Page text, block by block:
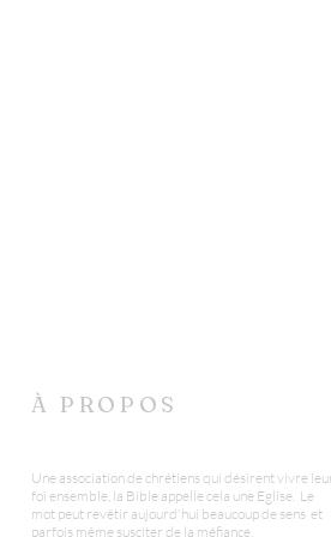
À PROPOS
Une association de chrétiens qui désirent vivre
foi ensemble, la Bible appelle cela une Eglise. Le
mot peut revêtir aujourd'hui beaucoup de sens et
parfois même susciter de la méfiance.